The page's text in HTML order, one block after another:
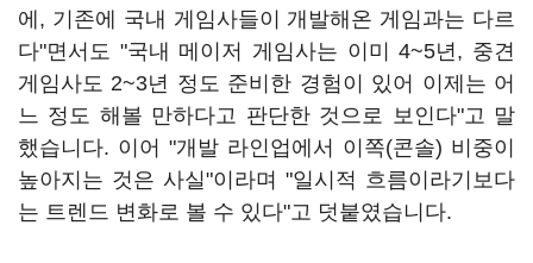
에, 기존에 국내 게임사들이 개발해온 게임과는 다르
다"면서도 "국내 메이저 게임사는 이미 4~5년, 중견
게임사도 2~3년 정도 준비한 경험이 있어 이제는 어
느 정도 해볼 만하다고 판단한 것으로 보인다"고 말
했습니다. 이어 "개발 라인업에서 이쪽(콘솔) 비중이
높아지는 것은 사실"이라며 "일시적 흐름이라기보다
는 트렌드 변화로 볼 수 있다"고 덧붙였습니다.